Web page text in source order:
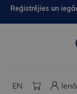
Reģistrējies un
EN